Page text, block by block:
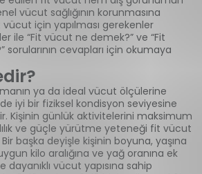
vücut sağlığının korunmasına
vücut için yapılması gerekenler
ile “Fit vücut ne demek?” ve “Fit
cevapları için okumaya
ya da ideal vücut ölçülerine
iyi bir fiziksel kondisyon seviyesine
Kişinin günlük aktivitelerini maksimum
ve güçle yürütme yeteneği fit vücut
başka deyişle kişinin boyuna, yaşına
kilo aralığına ve yağ oranına ek
vücut yapısına sahip